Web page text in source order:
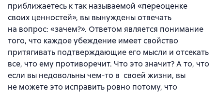
приближаетесь к так называемой «переоценке
своих ценностей», вы вынуждены отвечать
на вопрос: «зачем?». Ответом является понимание
того, что каждое убеждение имеет свойство
притягивать подтверждающие его мысли и отсекать
все, что ему противоречит. Что это значит? А то, что
если вы недовольны чем-то в своей жизни, вы
не можете это исправить ровно потому, что